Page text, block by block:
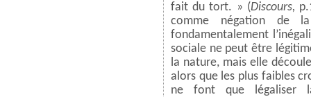
fait du tort. » (Discours,
comme négation de
fondamentalement
sociale ne peut être
la nature, mais elle
alors que les plus faibles
ne font que légaliser